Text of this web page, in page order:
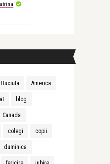
America
blog
Canada
colegi copii
duminica